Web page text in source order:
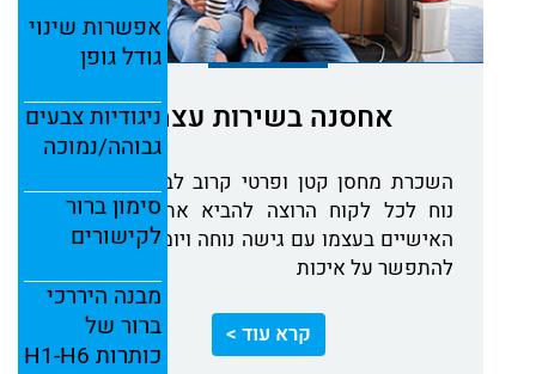
אפשרות שינוי
גודלגופן
ניגודיותצבעים
גבוהה/נמוכה
סימוןברור
לקישורים
מבנה היררכי
ברור של
כותרות
H1-H6
אחסנה בשירות עצמי
השכרת מחסן קטן ופרטי קרוב לבית במחיר
נוח לכל לקוח הרוצה להביא את החפצים
האישיים בעצמו עם גישה נוחה ויומיומית בלי
להתפשר על איכות
קרא עוד >